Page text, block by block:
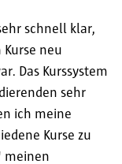
schnell klar,
neu
Das Kurssystem
sehr
ich meine
Kurse zu
meinen